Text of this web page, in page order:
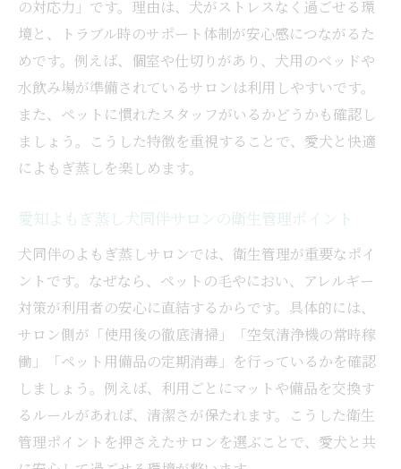
の対応力」です。理由は、犬がストレスなく過ごせる環
境と、トラブル時のサポート体制が安心感につながるた
めです。例えば、個室や仕切りがあり、犬用のベッドや
水飲み場が準備されているサロンは利用しやすいです。
また、ペットに慣れたスタッフがいるかどうかも確認し
ましょう。こうした特徴を重視することで、愛犬と快適
によもぎ蒸しを楽しめます。
愛知よもぎ蒸し犬同伴サロンの衛生管理ポイント
犬同伴のよもぎ蒸しサロンでは、衛生管理が重要なポイ
ントです。なぜなら、ペットの毛やにおい、アレルギー
対策が利用者の安心に直結するからです。具体的には、
サロン側が「使用後の徹底清掃」「空気清浄機の常時稼
働」「ペット用備品の定期消毒」を行っているかを確認
しましょう。例えば、利用ごとにマットや備品を交換す
るルールがあれば、清潔さが保たれます。こうした衛生
管理ポイントを押さえたサロンを選ぶことで、愛犬と共